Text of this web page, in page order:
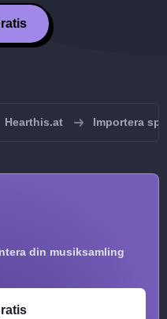
Hearthis.at Importera
din musiksamling